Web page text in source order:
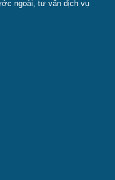
ngoài, tư vấn dịch vụ